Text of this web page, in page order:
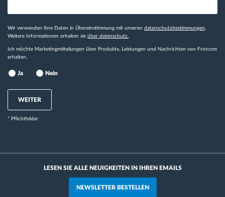
Wir verwenden Ihre Daten in Übereinstimmung mit unseren datenschutzbestimmungen
Weitere Informationen erhalten sie über datenschutz.
Ich möchte Marketingmitteilungen über Produkte, Leistungen und Nachrichten von Frotcom
erhalten.
Ja Nein
WEITER
* Pflichtfelder
LESEN SIE ALLE NEUIGKEITEN IN IHREN EMAILS
NEWSLETTER BESTELLEN